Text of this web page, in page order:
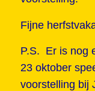
Fijne
P.S. Er is nog
23 oktober
voorstelling bij